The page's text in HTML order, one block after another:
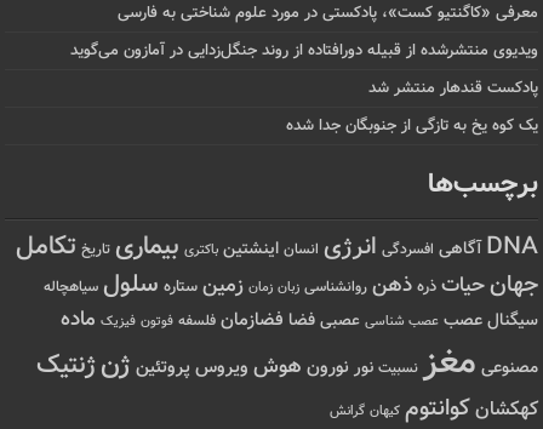
معرفی «کاگنتیو کست»، پادکستی در مورد علوم شناختی به فارسی
ویدیوی منتشرشده از قبیله دورافتاده‌ از روند جنگل‌زدایی در آمازون می‌گوید
پادکست قندهار منتشر شد
یک کوه یخ به تازگی از جنوبگان جدا شده
برچسب‌ها
DNA آگاهی افسردگی انرژی انسان اینشتین باکتری بیماری تاریخ تکامل
جهانحیات ذره ذهن روانشناسی زبان زمان زمین ستاره سلول سیاهچاله
سیگنال عصب عصب شناسی عصبی فضا فضازمان فلسفه فوتون فیزیک ماده
مصنوعی مغز نسبیت نور نورون هوش ویروس پروتئین ژنژنتیک
کهکشانکوانتوم کیهان گرانش